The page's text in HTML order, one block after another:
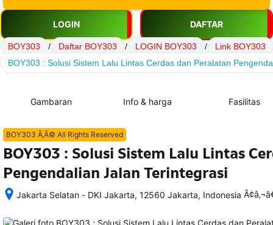
LOGIN DAFTAR
BOY303 / Daftar BOY303 / LOGIN BOY303 /
Link BOY303
BOY303 : Solusi Sistem Lalu Lintas Cerdas dan Peralatan
Gambaran Info & harga Fasilitas
BOY303 Ã‚Â© All Rights Reserved
BOY303 : Solusi Sistem Lalu Lintas
Pengendalian Jalan Terintegrasi
Jakarta Selatan - DKI Jakarta, 12560 Jakarta, Indonesia
memesan,